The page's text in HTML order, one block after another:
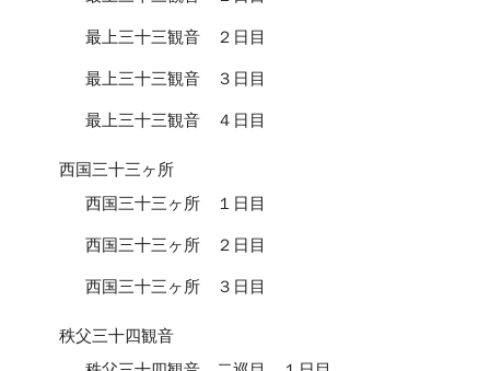
最上三十三観音 ２日目
最上三十三観音 ３日目
最上三十三観音 ４日目
西国三十三ヶ所
西国三十三ヶ所 １日目
西国三十三ヶ所 ２日目
西国三十三ヶ所 ３日目
秩父三十四観音